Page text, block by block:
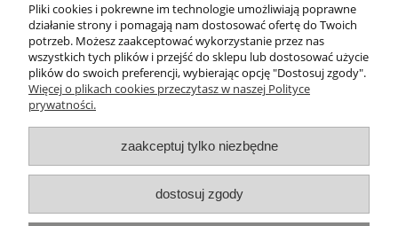
Pomoc
Płatności i dostawa
Informacje
Pliki cookies i pokrewne im technologie umożliwiają poprawne
działanie strony i pomagają nam dostosować ofertę do Twoich
potrzeb. Możesz zaakceptować wykorzystanie przez nas
wszystkich tych plików i przejść do sklepu lub dostosować użycie
plików do swoich preferencji, wybierając opcję "Dostosuj zgody".
Więcej o plikach cookies przeczytasz w naszej Polityce
prywatności.
zaakceptuj tylko niezbędne
dostosuj zgody